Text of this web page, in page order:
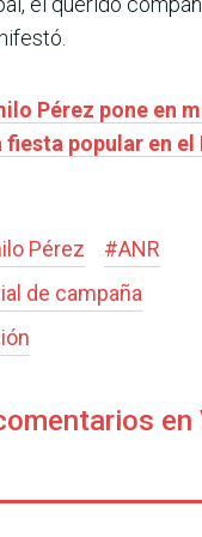
Pérez pone en
fiesta popular en el
Pérez #ANR
de campaña
en